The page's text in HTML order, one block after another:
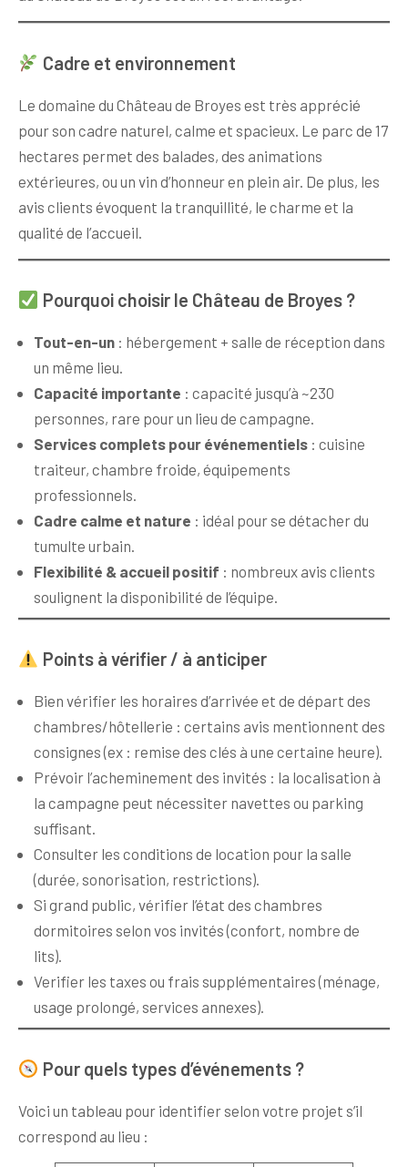
Cadre et environnement
Le domaine du Château de Broyes est très apprécié
pour son cadre naturel, calme et spacieux. Le parc de 17
hectares permet des balades, des animations
extérieures, ou un vin d’honneur en plein air. De plus, les
avis clients évoquent la tranquillité, le charme et la
qualité de l’accueil.
Pourquoi choisir le Château de Broyes ?
Tout-en-un : hébergement + salle de réception dans
un même lieu.
Capacité importante : capacité jusqu’à ~230
personnes, rare pour un lieu de campagne.
Services complets pour événementiels : cuisine
traiteur, chambre froide, équipements
professionnels.
Cadre calme et nature : idéal pour se détacher du
tumulte urbain.
Flexibilité & accueil positif : nombreux avis clients
soulignent la disponibilité de l’équipe.
Points à vérifier / à anticiper
Bien vérifier les horaires d’arrivée et de départ des
chambres/hôtellerie : certains avis mentionnent des
consignes (ex : remise des clés à une certaine heure).
Prévoir l’acheminement des invités : la localisation à
la campagne peut nécessiter navettes ou parking
suffisant.
Consulter les conditions de location pour la salle
(durée, sonorisation, restrictions).
Si grand public, vérifier l’état des chambres
dormitoires selon vos invités (confort, nombre de
lits).
Verifier les taxes ou frais supplémentaires (ménage,
usage prolongé, services annexes).
Pour quels types d’événements ?
Voici un tableau pour identifier selon votre projet s’il
correspond au lieu :